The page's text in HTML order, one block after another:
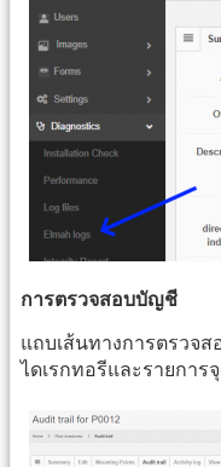
การตรวจสอบบัญชี
แถบเส้นทางการตรวจ
ไดเรกทอรีและรายการ